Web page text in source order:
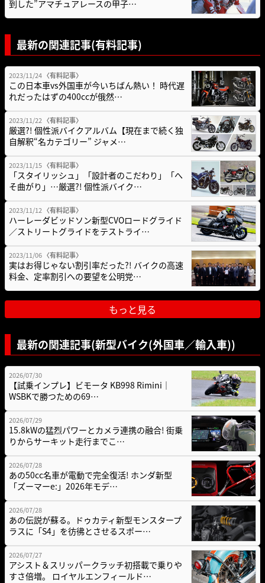
到した”アマチュアレースの甲子…
最新の関連記事(有料記事)
2023/11/24 〈有料記事〉
この日本車vs外国車が今いちばん熱い！ 時代遅
れだったはずの400ccが俄然…
2023/11/22 〈有料記事〉
厳選?! 個性派バイクアルバム【現在まで続く独
自解釈“名カテゴリー” ジャメ…
2023/11/15 〈有料記事〉
「スタイリッシュ」「設計者のこだわり」「へ
そ曲がり」…厳選?! 個性派バイク…
2023/11/12 〈有料記事〉
ハーレーダビッドソン新型CVOロードグライド
／ストリートグライドをテストライ…
2023/11/06 〈有料記事〉
実はお得じゃない割引率だった?! バイクの高速
料金、定率割引への要望を公明党…
もっと見る
最新の関連記事(新型バイク(外国車／輸入車))
2026/07/30
【試乗インプレ】ビモータ KB998 Rimini｜
WSBKで勝つための69…
2026/07/29
15.8kWの猛烈パワーとカメラ連携の融合! 街乗
りからサーキット走行までこ…
2026/07/28
あの50cc名車が電動で完全復活! ホンダ新型
「ズーマーe:」2026年モデ…
2026/07/28
あの伝説が蘇る。ドゥカティ新型モンスタープ
ラスに「S4」を彷彿とさせるスポー…
2026/07/27
アシスト＆スリッパークラッチ初搭載で乗りや
すさ倍増。 ロイヤルエンフィールド…